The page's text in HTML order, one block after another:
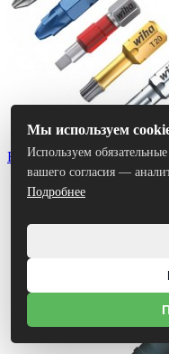
Биты
Мы используем
Используем
вашего согласия —
Подробнее